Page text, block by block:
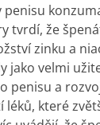
penisu
tvrdí, že
zinku a
jako velmi
penisu a
léků, které